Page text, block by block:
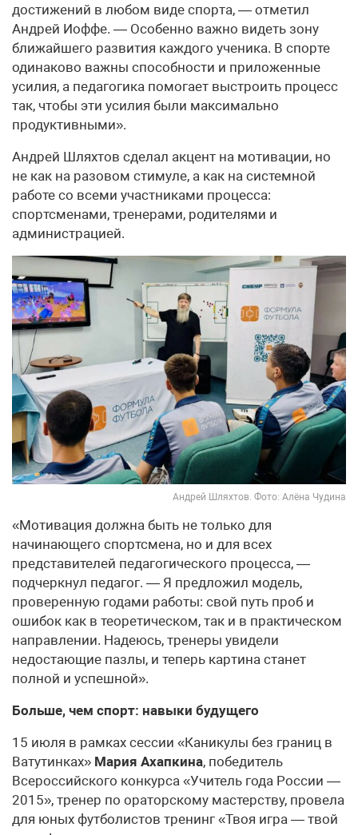
достижений в любом виде спорта, — отметил
Андрей Иоффе. — Особенно важно видеть зону
ближайшего развития каждого ученика. В спорте
одинаково важны способности и приложенные
усилия, а педагогика помогает выстроить процесс
так, чтобы эти усилия были максимально
продуктивными».
Андрей Шляхтов сделал акцент на мотивации, но
не как на разовом стимуле, а как на системной
работе со всеми участниками процесса:
спортсменами, тренерами, родителями и
администрацией.
Андрей Шляхтов. Фото: Алёна Чудина
«Мотивация должна быть не только для
начинающего спортсмена, но и для всех
представителей педагогического процесса, —
подчеркнул педагог. — Я предложил модель,
проверенную годами работы: свой путь проб и
ошибок как в теоретическом, так и в практическом
направлении. Надеюсь, тренеры увидели
недостающие пазлы, и теперь картина станет
полной и успешной».
Больше, чем спорт: навыки будущего
15 июля в рамках сессии «Каникулы без границ в
Ватутинках» Мария Ахапкина, победитель
Всероссийского конкурса «Учитель года России —
2015», тренер по ораторскому мастерству, провела
для юных футболистов тренинг «Твоя игра — твой